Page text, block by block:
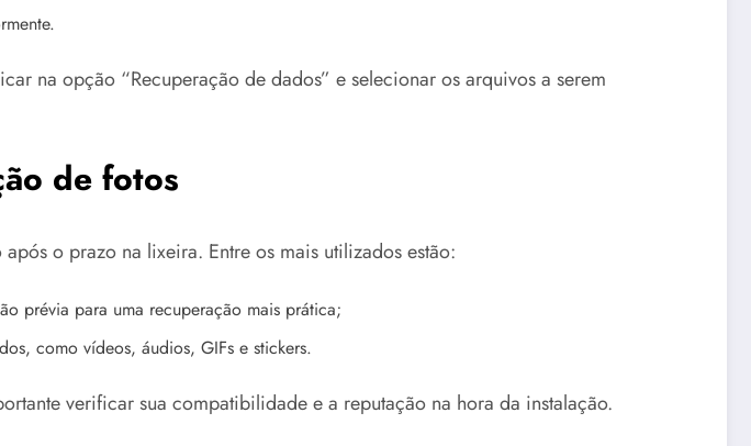
na opção “Recuperação de dados” e selecionar os arquivos a serem
de fotos
o prazo na lixeira. Entre os mais utilizados estão:
prévia para uma recuperação mais prática;
como vídeos, áudios, GIFs e stickers.
verificar sua compatibilidade e a reputação na hora da instalação.